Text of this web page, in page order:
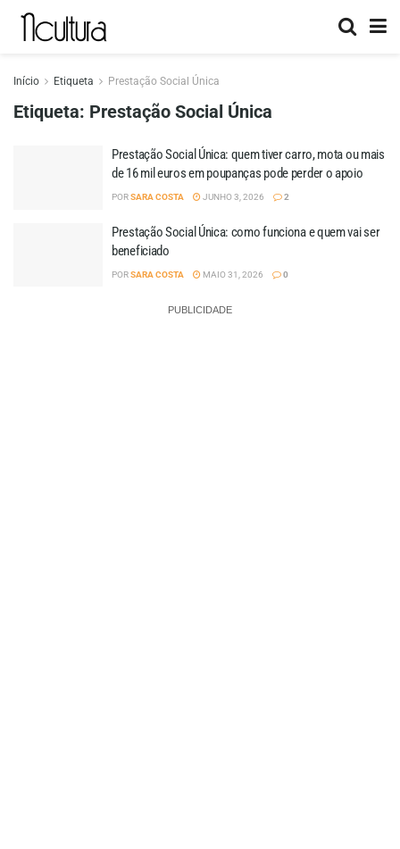
Início Etiqueta Prestação Social Única
Etiqueta: Prestação Social Única
Prestação Social Única: quem tiver carro, mota ou mais
de 16 mil euros em poupanças pode perder o apoio
PORSARA COSTA JUNHO 3, 2026 2
Prestação Social Única: como funciona e quem vai ser
beneficiado
PORSARA COSTA MAIO 31, 2026 0
PUBLICIDADE